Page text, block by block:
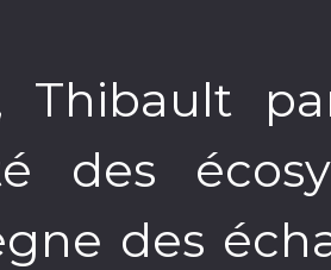
Thibault
des
des